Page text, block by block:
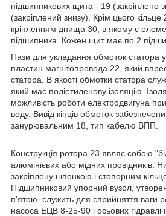
підшипникових щита - 19 (закріплено
(закріплений знизу). Крім цього
кріпленням днища 30, в якому є
підшипника. Кожен щит має по 2
Пази для укладання обмоток статора
пластин магнітопровода 22, який
статора. В якості обмотки статора
який має поліетиленову ізоляцію.
можливість роботи електродвигуна
воду. Вивід кінців обмоток
занурювальним 18, тип кабелю ВПП.
Конструкція ротора 23 являє собою
алюмінієвих або мідних провідників.
закріплену шпонкою і стопорним
Підшипниковий упорний вузол,
п'ятою, служить для сприйняття ваги
насоса ЕЦВ 8-25-90 і осьових